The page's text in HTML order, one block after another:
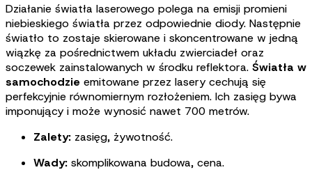
Działanie światła laserowego polega na emisji promieni
niebieskiego światła przez odpowiednie diody. Następnie
światło to zostaje skierowane i skoncentrowane w jedną
wiązkę za pośrednictwem układu zwierciadeł oraz
soczewek zainstalowanych w środku reflektora. Światła w
samochodzie emitowane przez lasery cechują się
perfekcyjnie równomiernym rozłożeniem. Ich zasięg bywa
imponujący i może wynosić nawet 700 metrów.
Zalety: zasięg, żywotność.
Wady: skomplikowana budowa, cena.